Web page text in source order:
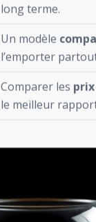
long terme.
Un modèle
l’emporter
Comparer les prix
le meilleur